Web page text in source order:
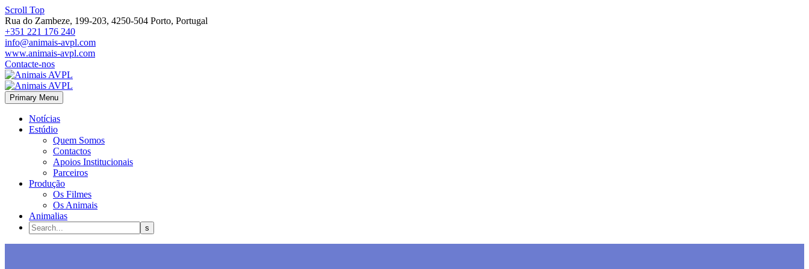
Scroll Top
Rua do Zambeze, 199-203, 4250-504 Porto, Portugal
+351 221 176 240
info@animais-avpl.com
www.animais-avpl.com
Contacte-nos
Primary Menu
Notícias
Estúdio
Quem Somos
Contactos
Apoios Institucionais
Parceiros
Produção
Os Filmes
Os Animais
Animalias